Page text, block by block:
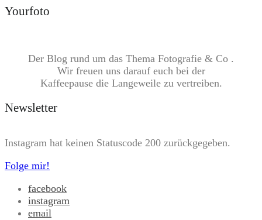
Yourfoto
Der Blog rund um das Thema Fotografie & Co .
Wir freuen uns darauf euch bei der
Kaffeepause die Langeweile zu vertreiben.
Newsletter
Instagram hat keinen Statuscode 200 zurückgegeben.
Folge mir!
facebook
instagram
email